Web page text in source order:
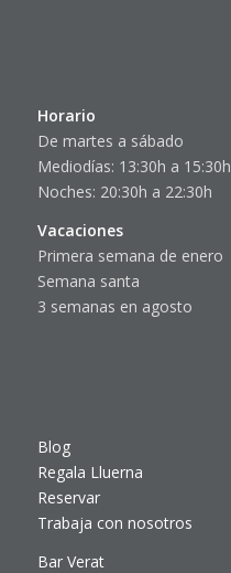
Horario
De martes a sábado
Mediodías: 13:30h a 15:30h
Noches: 20:30h a 22:30h
Vacaciones
Primera semana de enero
Semana santa
3 semanas en agosto
Blog
Regala Lluerna
Reservar
Trabaja con nosotros
Bar Verat